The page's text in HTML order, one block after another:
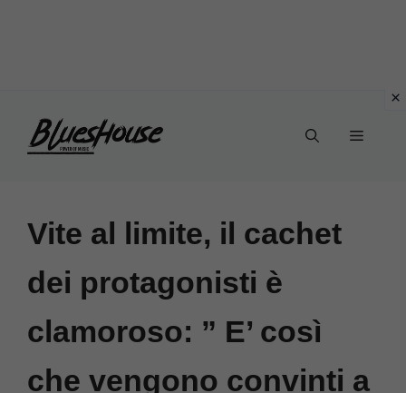
Menu
Vite al limite, il cachet
dei protagonisti è
clamoroso: ” E’ così
che vengono convinti a